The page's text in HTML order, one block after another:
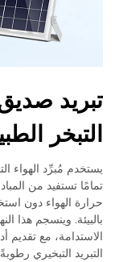
تبريد
التبخر
يستخدم مُبرِّد الهواء
تمامًا تستفيد من
حرارة الهواء دون
بالبيئة. وينسجم هذا
الاستدامة، مع
التبريد التبخيري